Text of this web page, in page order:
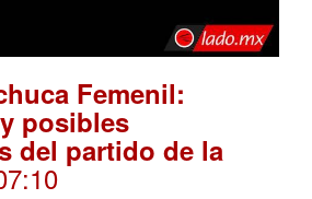
Femenil:
posibles
del partido de la